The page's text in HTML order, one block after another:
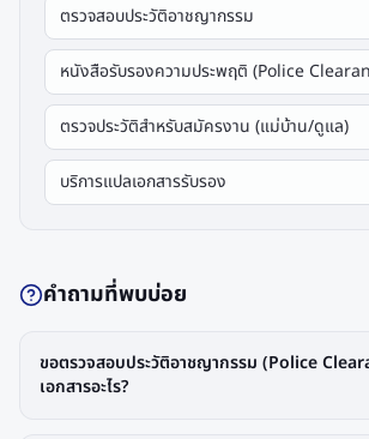
ตรวจสอบประวัติอาชญากรรม
หนังสือรับรองความประพฤติ (Police
ตรวจประวัติสำหรับสมัครงาน (แม่บ้าน/ดูแล)
บริการแปลเอกสารรับรอง
คำถามที่พบบ่อย
ขอตรวจสอบประวัติอาชญากรรม (Police
เอกสารอะไร?